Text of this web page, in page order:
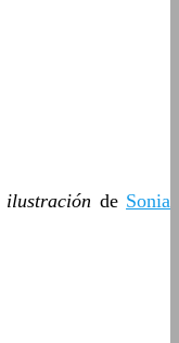
ilustración de Sonia